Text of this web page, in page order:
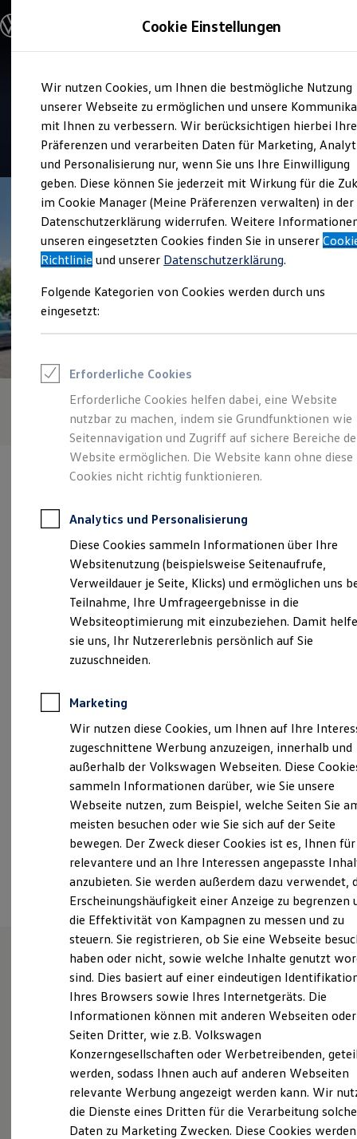
Hauptinhalt
springen
Footer
springen
Modelle und Konfigurator
Modelle vergleichen
Elektroautos
ENERGY Sondermodelle
Nutzfahrzeuge
SUV und CUV
Familienautos
Kombis
Kompaktwagen
Sportwagen
Schnell verfügbare Fahrzeuge
Angebote und Produkte
Aktuelle Angebote
E-Auto-Förderung
Volkswagen Marktplatz
Junge Gebrauchtwagen und Gebrauchtwagen
Volkswagen Zertifizierte Gebrauchtwagen
Zubehör- und Serviceangebote
Leasing
Leasing-Angebote
Gebrauchtwagen Leasing
Junge Gebrauchtwagen-Leasing
Elektroauto Leasing
Kleinwagen-Leasing
Leasing ohne Anzahlung
Finanzierung
Kfz-Versicherung
Restschuldversicherungen
Garantien
Wartungsverträge
Geschäftskunden
Professional Class bei Volkswagen
Großkunden
Behörden
Direktkunden
Sonderfahrzeuge
Anpfiff zum Gewinn
Elektroautos
ID. Tutorials
Elektrofahrzeugkonzepte
Reichweite
Reichweite der ID. Modelle
Reichweite im Winter
Laden
Laden unterwegs
Laden Zuhause
Ladestationen finden
Ladezeitensimulator
Batterie
Sicherheit
Garantie und Lebensdauer
Nachhaltigkeit
Technologie
Kosten und Kauf
Verbrauchskosten
Kaufoptionen
E-Auto-Förderung
Software und Konnektivität
ID. Software Versionen und Updates
Digitale Extras
Schnittstellen zu Ihrem ID.
Hybridautos
Marke und Erlebnis
Volkswagen R und R Experience
R-Modelle
Service
Gebr.Speckmann
4.9| 249 Bewertungen
Verantwortlich für die Inhalte auf dieser Seite ist die
Gebr.Speckmann GmbH & Co.KG (Impressum & Rechtliches)
Industriestraße 1, 33829 Borgholzhausen
lars.speckmann@gebr-speckmann.de
Montag
Sonntag
Geschlossen
Ansprechpartner
Unsere Leistungenim
Überblick
Gebrauchtwagen
Service
Online-Fahrzeugbewertung
Cookie Einstellungen
Wir nutzen Cookies, um Ihnen die bestmögliche Nutzung
unserer Webseite zu ermöglichen und unsere
mit Ihnen zu verbessern. Wir berücksichtigen hierbei Ihre
Präferenzen und verarbeiten Daten für Marketing,
und Personalisierung nur, wenn Sie uns Ihre Einwilligung
geben. Diese können Sie jederzeit mit Wirkung für die
im Cookie Manager (Meine Präferenzen verwalten) in der
Datenschutzerklärung widerrufen. Weitere
unseren eingesetzten Cookies finden Sie in unserer
Richtlinie und unserer Datenschutzerklärung.
Folgende Kategorien von Cookies werden durch uns
eingesetzt:
Erforderliche Cookies
Erforderliche Cookies helfen dabei, eine Website
nutzbar zu machen, indem sie Grundfunktionen wie
Seitennavigation und Zugriff auf sichere Bereiche
Website ermöglichen. Die Website kann ohne diese
Cookies nicht richtig funktionieren.
Analytics und Personalisierung
Diese Cookies sammeln Informationen über Ihre
Websitenutzung (beispielsweise Seitenaufrufe,
Verweildauer je Seite, Klicks) und ermöglichen uns
Teilnahme, Ihre Umfrageergebnisse in die
Websiteoptimierung mit einzubeziehen. Damit
sie uns, Ihr Nutzererlebnis persönlich auf Sie
zuzuschneiden.
Marketing
Wir nutzen diese Cookies, um Ihnen auf Ihre
zugeschnittene Werbung anzuzeigen, innerhalb und
außerhalb der Volkswagen Webseiten. Diese
sammeln Informationen darüber, wie Sie unsere
Webseite nutzen, zum Beispiel, welche Seiten Sie
meisten besuchen oder wie Sie sich auf der Seite
bewegen. Der Zweck dieser Cookies ist es, Ihnen für
relevantere und an Ihre Interessen angepasste
anzubieten. Sie werden außerdem dazu verwendet,
Erscheinungshäufigkeit einer Anzeige zu begrenzen
die Effektivität von Kampagnen zu messen und zu
steuern. Sie registrieren, ob Sie eine Webseite
haben oder nicht, sowie welche Inhalte genutzt
sind. Dies basiert auf einer eindeutigen
Ihres Browsers sowie Ihres Internetgeräts. Die
Informationen können mit anderen Webseiten oder
Seiten Dritter, wie z.B. Volkswagen
Konzerngesellschaften oder Werbetreibenden,
werden, sodass Ihnen auch auf anderen Webseiten
relevante Werbung angezeigt werden kann. Wir
die Dienste eines Dritten für die Verarbeitung
Daten zu Marketing Zwecken. Diese Cookies